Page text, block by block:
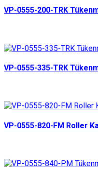
VP-0555-200-TRK
VP-0555-335-TRK
VP-0555-820-FM Roller